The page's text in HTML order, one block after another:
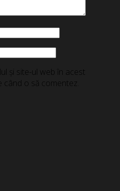
și site-ul web în acest
o să comentez.